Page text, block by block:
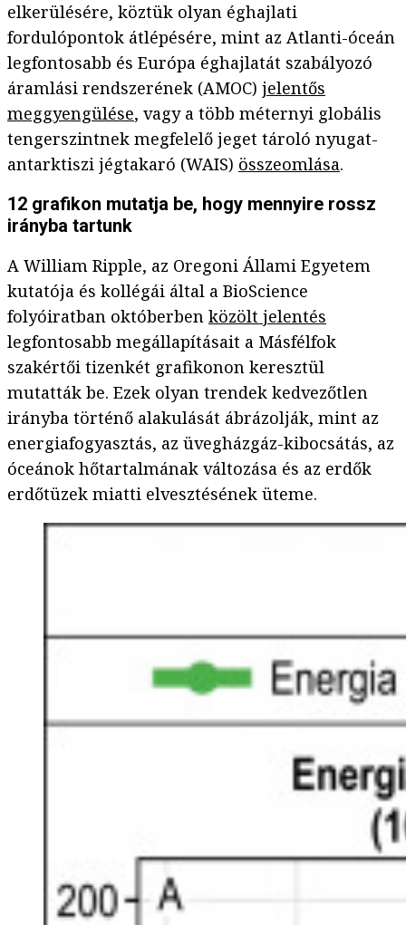
elkerülésére, köztük olyan éghajlati
fordulópontok átlépésére, mint az Atlanti-óceán
legfontosabb és Európa éghajlatát szabályozó
áramlási rendszerének (AMOC) jelentős
meggyengülése, vagy a több méternyi globális
tengerszintnek megfelelő jeget tároló nyugat-
antarktiszi jégtakaró (WAIS) összeomlása.
12 grafikon mutatja be, hogy mennyire rossz
irányba tartunk
A William Ripple, az Oregoni Állami Egyetem
kutatója és kollégái által a BioScience
folyóiratban októberben közölt jelentés
legfontosabb megállapításait a Másfélfok
szakértői tizenkét grafikonon keresztül
mutatták be. Ezek olyan trendek kedvezőtlen
irányba történő alakulását ábrázolják, mint az
energiafogyasztás, az üvegházgáz-kibocsátás, az
óceánok hőtartalmának változása és az erdők
erdőtüzek miatti elvesztésének üteme.